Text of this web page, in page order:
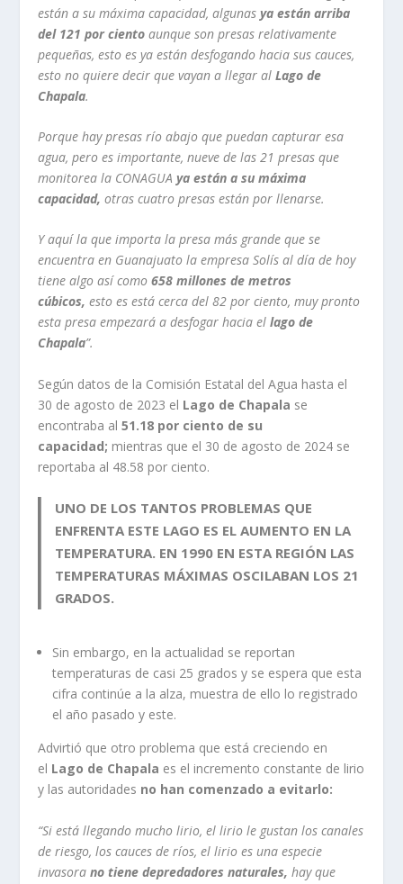
están a su máxima capacidad, algunasya están arriba
del 121 por cientoaunque son presas relativamente
pequeñas, esto es ya están desfogando hacia sus cauces,
esto no quiere decir que vayan a llegar alLago de
Chapala.
Porque hay presas río abajo que puedan capturar esa
agua, pero es importante, nueve de las 21 presas que
monitorea la CONAGUAya están a su máxima
capacidad,otras cuatro presas están por llenarse.
Y aquí la que importa la presa más grande que se
encuentra en Guanajuato la empresa Solís al día de hoy
tiene algo así como658 millones de metros
cúbicos,esto es está cerca del 82 por ciento, muy pronto
esta presa empezará a desfogar hacia ellago de
Chapala”.
Según datos de la Comisión Estatal del Agua hasta el
30 de agosto de 2023 el Lago de Chapala se
encontraba al51.18 por ciento de su
capacidad; mientras que el 30 de agosto de 2024 se
reportaba al 48.58 por ciento.
UNO DE LOS TANTOS PROBLEMAS QUE
ENFRENTA ESTE LAGO ES EL AUMENTO EN LA
TEMPERATURA. EN 1990 EN ESTA REGIÓN LAS
TEMPERATURAS MÁXIMAS OSCILABAN LOS 21
GRADOS.
Sin embargo, en la actualidad se reportan
temperaturas de casi 25 grados y se espera que esta
cifra continúe a la alza, muestra de ello lo registrado
el año pasado y este.
Advirtió que otro problema que está creciendo en
el Lago de Chapala es el incremento constante de lirio
y las autoridades no han comenzado a evitarlo:
“Si está llegando mucho lirio, el lirio le gustan los canales
de riesgo, los cauces de ríos, el lirio es una especie
invasorano tiene depredadores naturales,hay que